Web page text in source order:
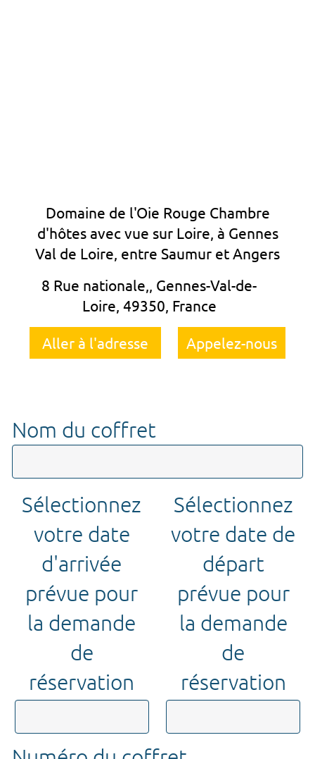
Domaine de l'Oie Rouge Chambre
d'hôtes avec vue sur Loire, à Gennes
Val de Loire, entre Saumur et Angers
8 Rue nationale,, Gennes-Val-de-
Loire, 49350, France
Aller à l'adresse Appelez-nous
Nom du coffret
Sélectionnez
votre date
d'arrivée
prévue pour
la demande
de
réservation
Sélectionnez
votre date de
départ
prévue pour
la demande
de
réservation